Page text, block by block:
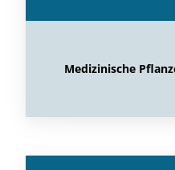
Medizinische